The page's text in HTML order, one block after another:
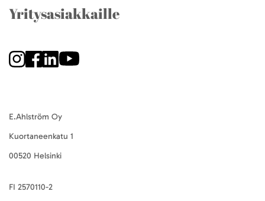
Yritysasiakkaille
E.Ahlström Oy
Kuortaneenkatu 1
00520 Helsinki
FI 2570110-2